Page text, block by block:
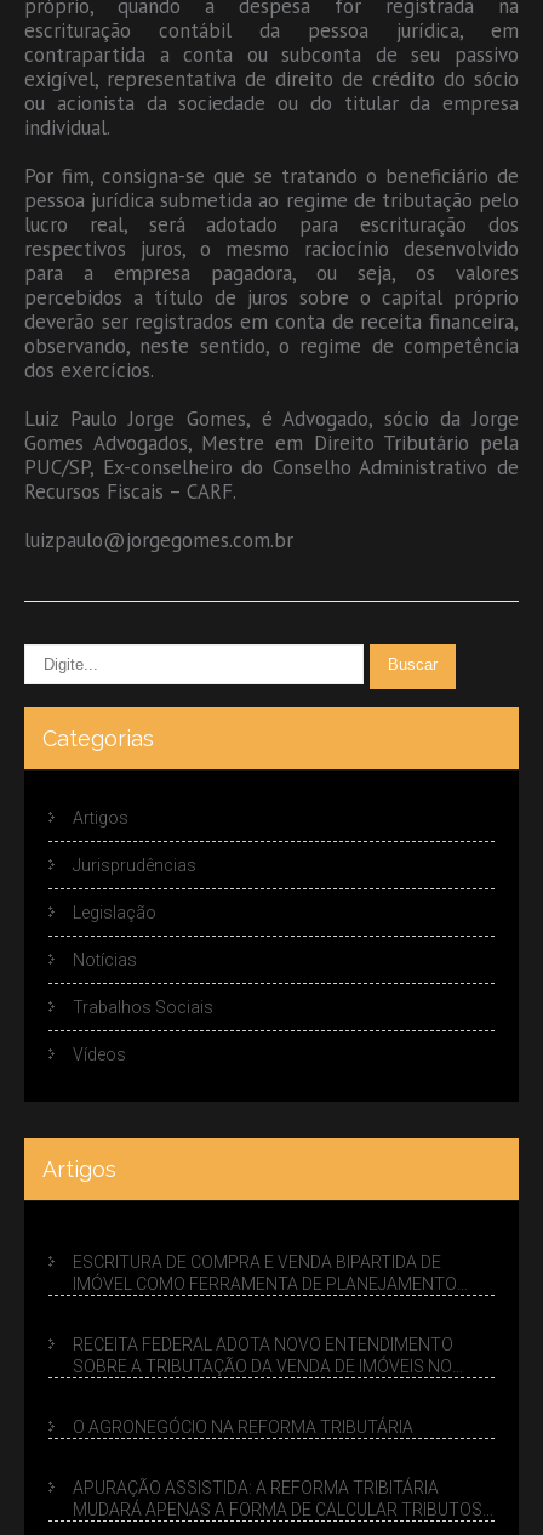
próprio, quando a despesa for registrada na
escrituração contábil da pessoa jurídica, em
contrapartida a conta ou subconta de seu passivo
exigível, representativa de direito de crédito do sócio
ou acionista da sociedade ou do titular da empresa
individual.
Por fim, consigna-se que se tratando o beneficiário de
pessoa jurídica submetida ao regime de tributação pelo
lucro real, será adotado para escrituração dos
respectivos juros, o mesmo raciocínio desenvolvido
para a empresa pagadora, ou seja, os valores
percebidos a título de juros sobre o capital próprio
deverão ser registrados em conta de receita financeira,
observando, neste sentido, o regime de competência
dos exercícios.
Luiz Paulo Jorge Gomes, é Advogado, sócio da Jorge
Gomes Advogados, Mestre em Direito Tributário pela
PUC/SP, Ex-conselheiro do Conselho Administrativo de
Recursos Fiscais – CARF.
luizpaulo@jorgegomes.com.br
Categorias
Artigos
Jurisprudências
Legislação
Notícias
Trabalhos Sociais
Vídeos
Artigos
ESCRITURA DE COMPRA E VENDA BIPARTIDA DE
IMÓVEL COMO FERRAMENTA DE PLANEJAMENTO
RECEITA FEDERAL ADOTA NOVO ENTENDIMENTO
SOBRE A TRIBUTAÇÃO DA VENDA DE IMÓVEIS NO
O AGRONEGÓCIO NA REFORMA TRIBUTÁRIA
APURAÇÃO ASSISTIDA: A REFORMA TRIBITÁRIA
MUDARÁ APENAS A FORMA DE CALCULAR TRIBUTOS